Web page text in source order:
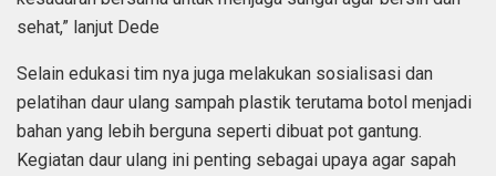
sehat,” lanjut Dede
Selain edukasi tim nya juga melakukan sosialisasi dan
pelatihan daur ulang sampah plastik terutama botol menjadi
bahan yang lebih berguna seperti dibuat pot gantung.
Kegiatan daur ulang ini penting sebagai upaya agar sapah